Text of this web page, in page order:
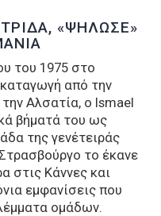
«ΨΗΛΩΣΕ»
του 1975 στο
από την
Αλσατία, ο Ismael
βήματά του ως
της γενέτειράς
το έκανε
στις Κάννες και
εμφανίσεις που
ομάδων.